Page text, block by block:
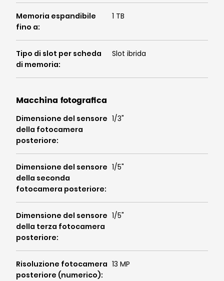
Memoria espandibile
fino a:
1 TB
Tipo di slot per scheda
di memoria:
Slot ibrida
Macchina fotografica
Dimensione del sensore
della fotocamera
posteriore:
1/3"
Dimensione del sensore
della seconda
fotocamera posteriore:
1/5"
Dimensione del sensore
della terza fotocamera
posteriore:
1/5"
Risoluzione fotocamera
posteriore (numerico):
13 MP